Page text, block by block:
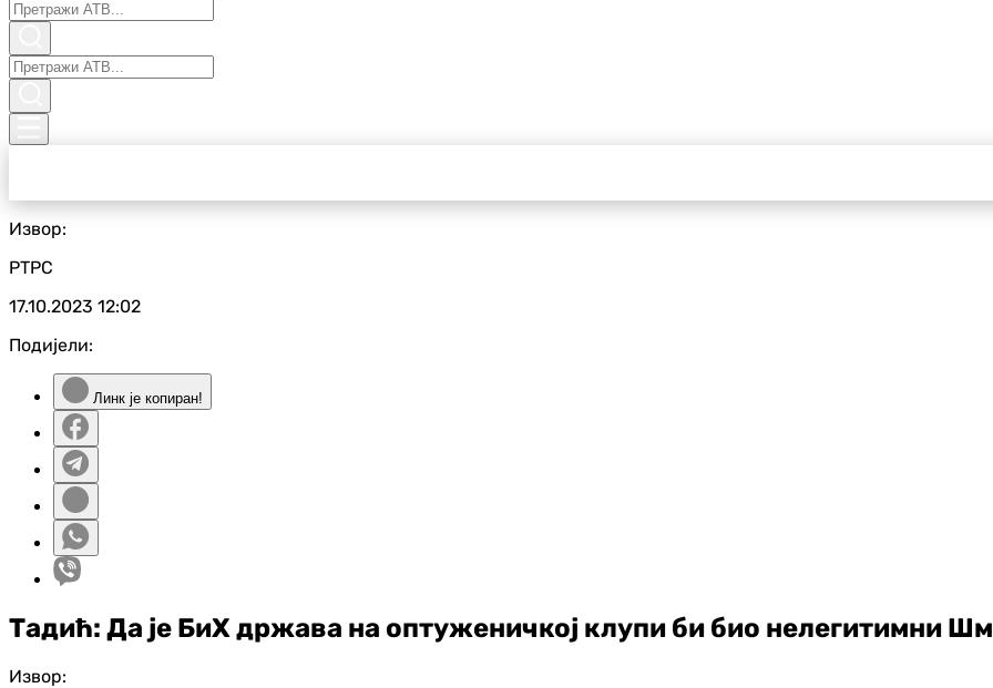
Извор:
РТРС
17.10.2023 12:02
Подијели:
Линк је копиран!
Тадић: Да је БиХ држава на оптуженичкој клупи би био нелегитимни
Извор: